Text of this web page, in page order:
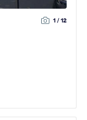
1 / 12